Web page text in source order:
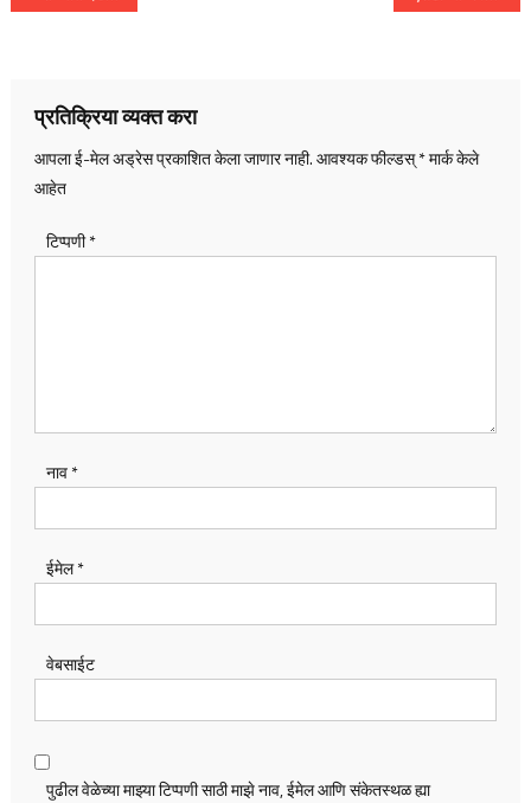
प्रतिक्रिया व्यक्त करा
आपला ई-मेल अड्रेस प्रकाशित केला जाणार नाही.आवश्यक फील्डस्*मार्क केले
आहेत
टिप्पणी*
नाव*
ईमेल*
वेबसाईट
पुढील वेळेच्या माझ्या टिप्पणी साठी माझे नाव, ईमेल आणि संकेतस्थळ ह्या